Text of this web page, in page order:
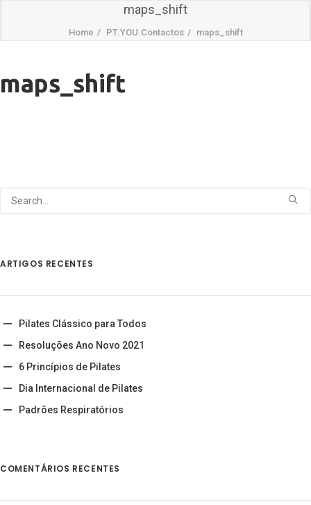
maps_shift
Home PT.YOU.Contactos maps_shift
maps_shift
ARTIGOS RECENTES
Pilates Clássico para Todos
Resoluções Ano Novo 2021
6 Princípios de Pilates
Dia Internacional de Pilates
Padrões Respiratórios
COMENTÁRIOS RECENTES